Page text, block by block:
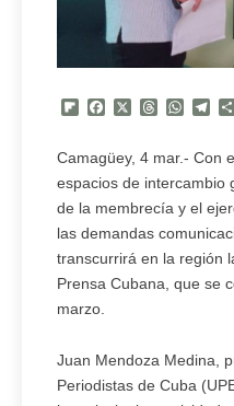
Flipboard
FacebookThreads
Camagüey, 4 mar.- Con
espacios de intercambio
de la membrecía y el
las demandas
transcurrirá en la región
Prensa Cubana, que se
marzo.
Juan Mendoza Medina,
Periodistas de Cuba